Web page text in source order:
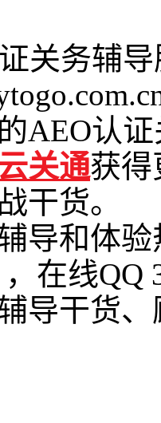
关务辅
AEO认
关通获得
干货。
导和体验
在线QQ
导干货